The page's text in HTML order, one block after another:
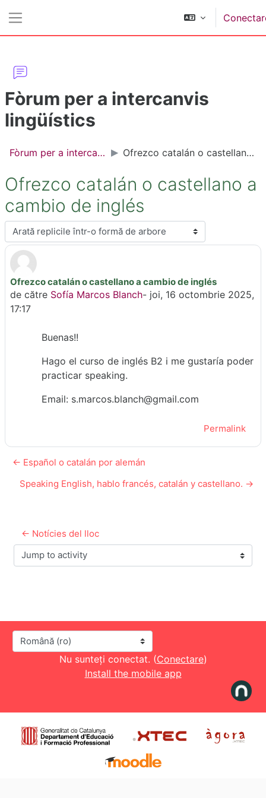
Fòrum per a intercanvis
lingüístics
Fòrum per a intercanvis lingüístics Ofrezco catalán o castellano a cambio de inglés
Ofrezco catalán o castellano a
cambio de inglés
Afişează mod
Ofrezco catalán o castellano a cambio de inglés
de către Sofía Marcos Blanch- joi, 16 octombrie 2025,
17:17
Număr de răspunsuri: 0
Buenas!!
Hago el curso de inglés B2 i me gustaría poder
practicar speaking.
Email: s.marcos.blanch@gmail.com
Permalink
← Español o catalán por alemán
Speaking English, hablo francés, catalán y castellano. →
← Notícies del lloc
Jump to activity
Limbă
Nu sunteți conectat. (Conectare)
Install the mobile app